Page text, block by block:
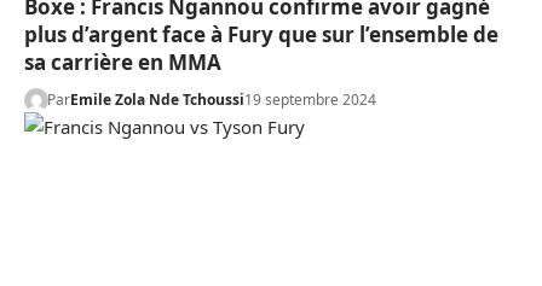
Boxe : Francis Ngannou confirme avoir gagné
plus d’argent face à Fury que sur l’ensemble de
sa carrière en MMA
ParEmile Zola Nde Tchoussi19 septembre 2024